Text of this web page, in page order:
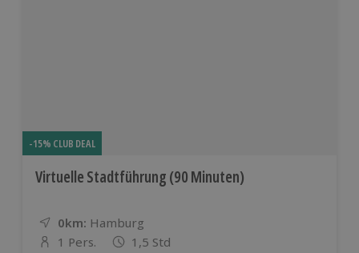
-15% CLUB DEAL
Virtuelle Stadtführung (90 Minuten)
0km: Entfernung
Standort
Hamburg
1 Pers. 1,5 Std